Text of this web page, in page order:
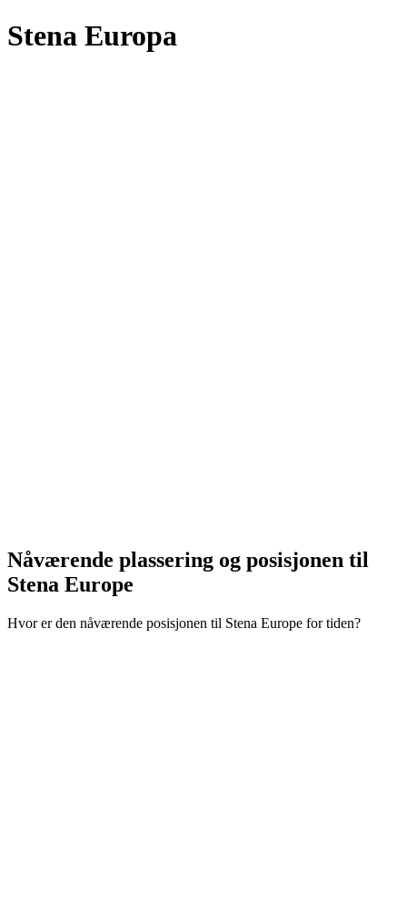
Stena Europa
Nåværende plassering og posisjonen til
Stena Europe
Hvor er den nåværende posisjonen til Stena Europe for tiden?